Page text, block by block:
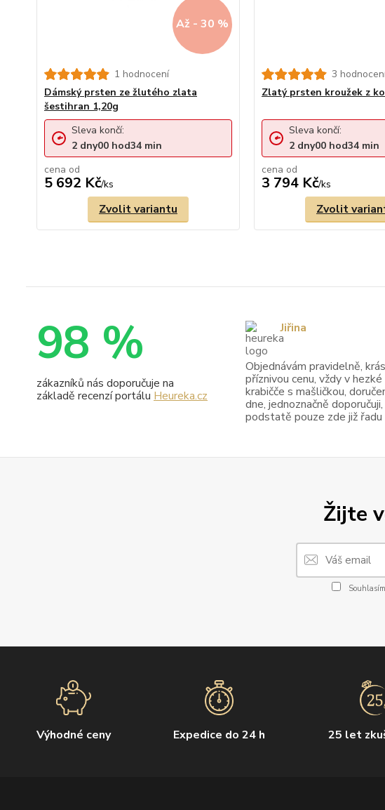
Až - 30 %
1 hodnocení
Dámský prsten ze žlutého zlata
šestihran 1,20g
cena od
5 692 Kč/ks
Sleva končí:
2 dny00 hod34 min
Zvolit variantu
3
Zlatý prsten kroužek z
cena od
3 794 Kč/ks
Sleva končí:
2 dny00 hod34 min
Zvolit
Žijte
Výhodné ceny Expedice do 24 h 25 let
98 %
zákazníků nás doporučuje na
základě recenzí portálu Heureka.cz
Objednávám pravidelně,
příznivou cenu, vždy v
krabičče s mašličkou,
dne, jednoznačně
podstatě pouze zde již
Jiřina